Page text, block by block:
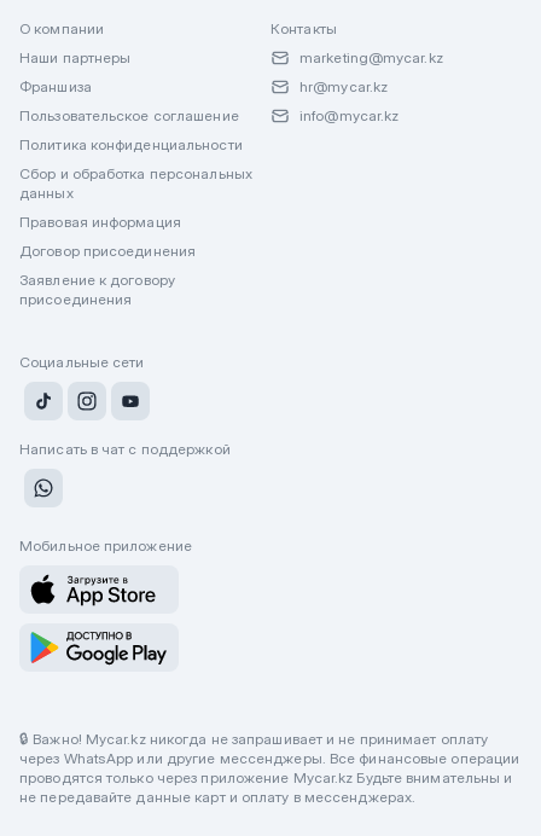
О компании
Наши партнеры
Франшиза
Пользовательское соглашение
Политика конфиденциальности
Сбор и обработка персональных
данных
Правовая информация
Договор присоединения
Заявление к договору
присоединения
Контакты
marketing@mycar.kz
hr@mycar.kz
info@mycar.kz
Социальные сети
Написать в чат с поддержкой
Мобильное приложение
🔒 Важно! Mycar.kz никогда не запрашивает и не принимает оплату
через WhatsApp или другие мессенджеры. Все финансовые операции
проводятся только через приложение Mycar.kz Будьте внимательны и
не передавайте данные карт и оплату в мессенджерах.